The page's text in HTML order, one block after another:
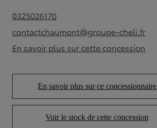
0325026170(Opens in new tab)
contactchaumont@groupe-cheli.fr
(Opens in new tab)
En savoir plus sur cette concession
(Opens in new tab)
En savoir plus sur ce concessionnaire
(Opens in new tab)
Voir le stock de cette concession
(Opens in new tab)